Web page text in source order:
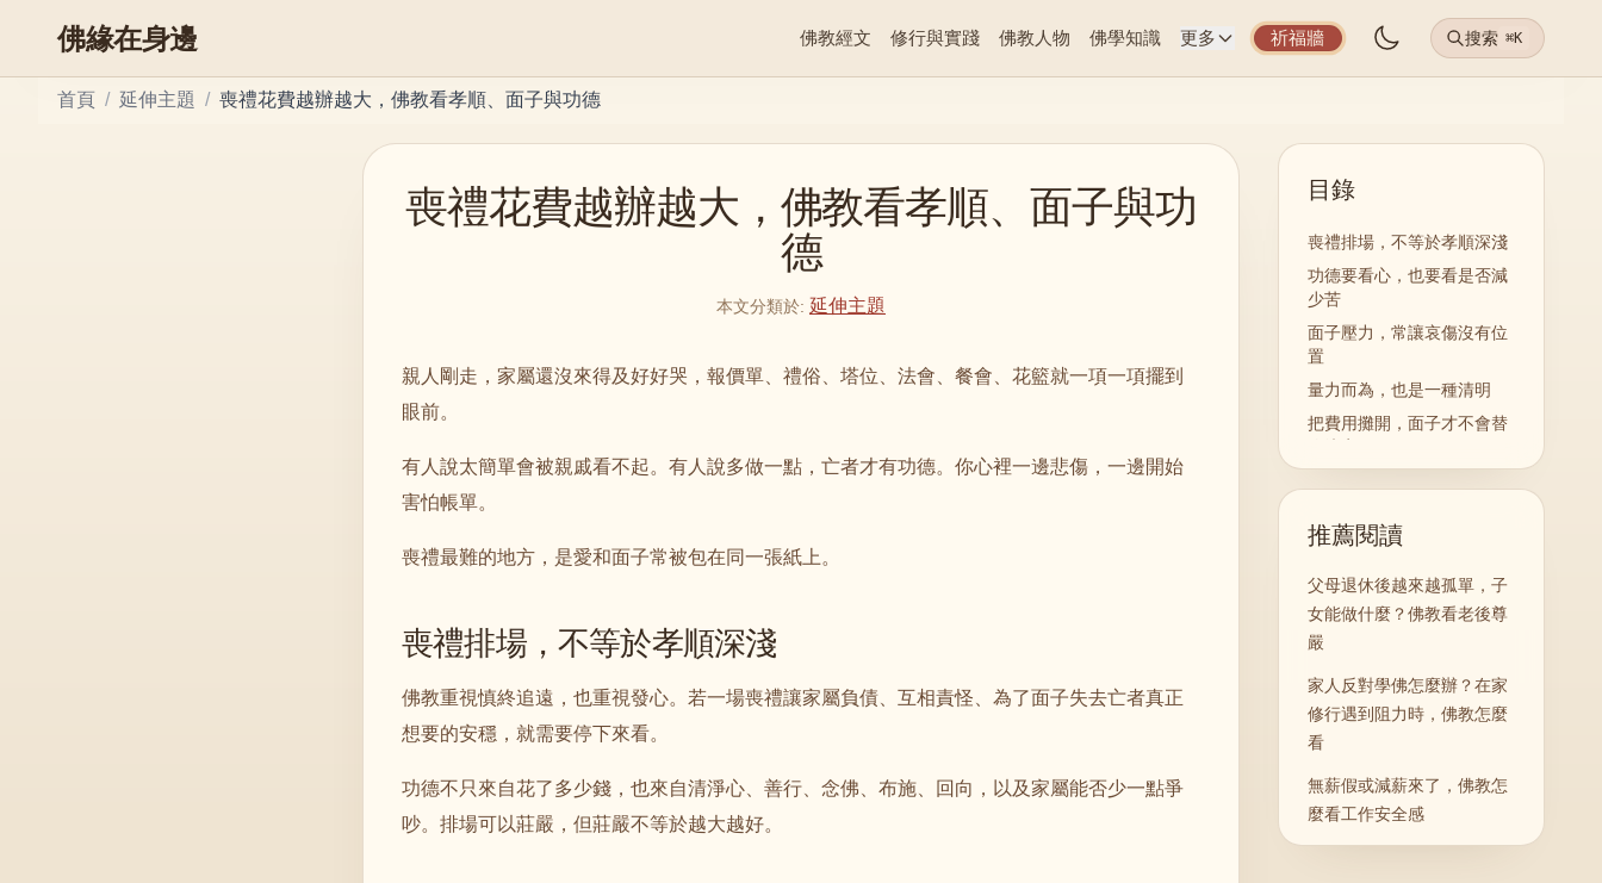
佛緣在身邊 佛教經文 修行與實踐 佛教人物 佛學知識 更多 祈福牆 搜索 ⌘K
首頁 / 延伸主題 / 喪禮花費越辦越大，佛教看孝順、面子與功德
喪禮花費越辦越大，佛教看孝順、面子與功
德
本文分類於: 延伸主題
親人剛走，家屬還沒來得及好好哭，報價單、禮俗、塔位、法會、餐會、花籃就一項一項擺到
眼前。
有人說太簡單會被親戚看不起。有人說多做一點，亡者才有功德。你心裡一邊悲傷，一邊開始
害怕帳單。
喪禮最難的地方，是愛和面子常被包在同一張紙上。
喪禮排場，不等於孝順深淺
佛教重視慎終追遠，也重視發心。若一場喪禮讓家屬負債、互相責怪、為了面子失去亡者真正
想要的安穩，就需要停下來看。
功德不只來自花了多少錢，也來自清淨心、善行、念佛、布施、回向，以及家屬能否少一點爭
吵。排場可以莊嚴，但莊嚴不等於越大越好。
目錄
喪禮排場，不等於孝順深淺
功德要看心，也要看是否減
少苦
面子壓力，常讓哀傷沒有位
置
量力而為，也是一種清明
把費用攤開，面子才不會替
推薦閱讀
父母退休後越來越孤單，子
女能做什麼？佛教看老後尊
嚴
家人反對學佛怎麼辦？在家
修行遇到阻力時，佛教怎麼
看
無薪假或減薪來了，佛教怎
麼看工作安全感